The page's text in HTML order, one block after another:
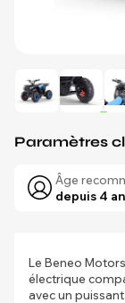
Paramètres
Âge
depuis 4
Le Beneo
électrique
avec un